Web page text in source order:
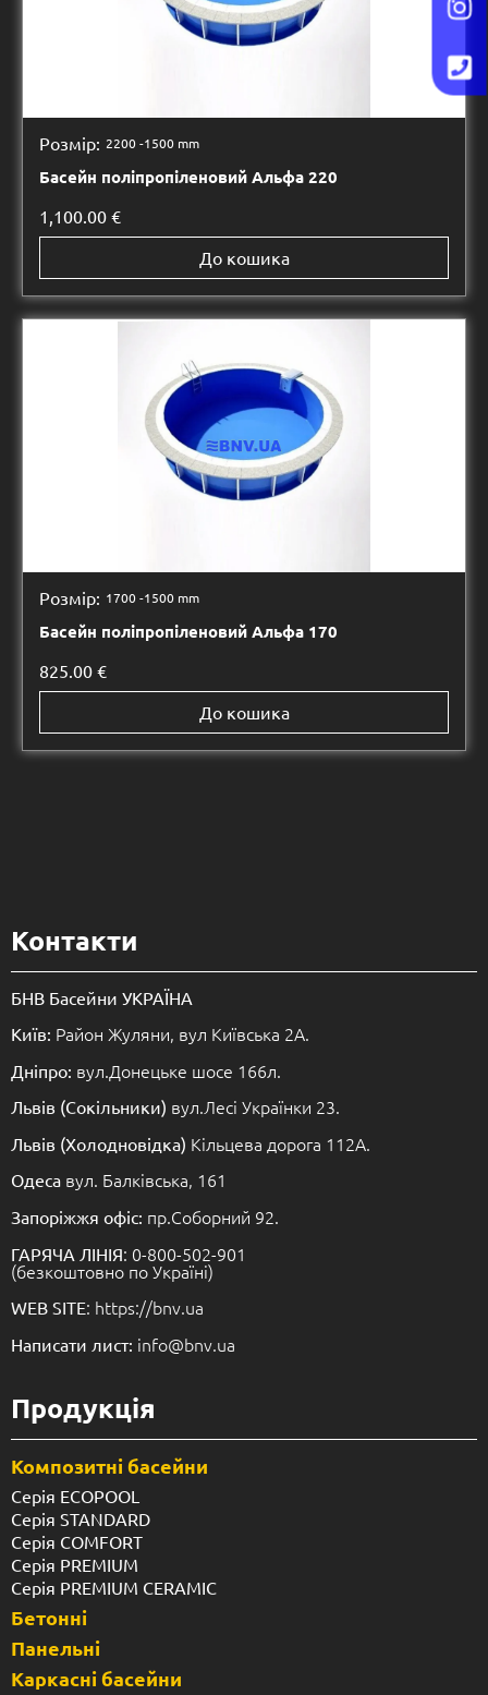
Розмір: 2200 -1500 mm
Басейн поліпропіленовий Альфа 220
1,100.00 €
До кошика
Розмір: 1700 -1500 mm
Басейн поліпропіленовий Альфа 170
825.00 €
До кошика
Контакти
БНВ Басейни УКРАЇНА
Київ: Район Жуляни, вул Київська 2А.
Дніпро: вул.Донецьке шосе 166л.
Львів (Сокільники) вул.Лесі Українки 23.
Львів (Холодновідка) Кільцева дорога 112А.
Одеса вул. Балківська, 161
Запоріжжя офіс: пр.Соборний 92.
ГАРЯЧА ЛІНІЯ: 0-800-502-901
(безкоштовно по Україні)
WEB SITE: https://bnv.ua
Написати лист: info@bnv.ua
Продукція
Композитні басейни
Серія ECOPOOL
Серія STANDARD
Серія COMFORT
Серія PREMIUM
Серія PREMIUM CERAMIC
Бетонні
Панельні
Каркасні басейни